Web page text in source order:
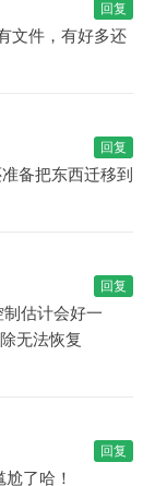
回复
文件，有好多还
回复
备把东西迁移到
回复
估计会好一
无法恢复
回复
了哈！